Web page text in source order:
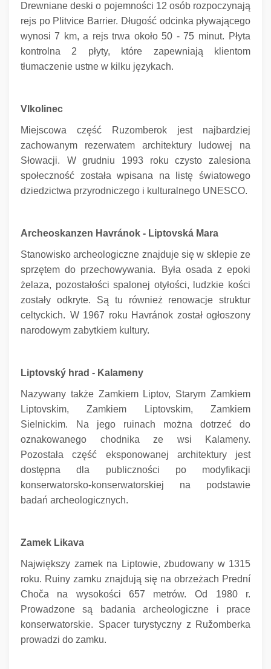
Drewniane deski o pojemności 12 osób rozpoczynają
rejs po Plitvice Barrier. Długość odcinka pływającego
wynosi 7 km, a rejs trwa około 50 - 75 minut. Płyta
kontrolna 2 płyty, które zapewniają klientom
tłumaczenie ustne w kilku językach.
Vlkolinec
Miejscowa część Ruzomberok jest najbardziej
zachowanym rezerwatem architektury ludowej na
Słowacji.
W grudniu 1993 roku czysto zalesiona
społeczność została wpisana na listę światowego
dziedzictwa przyrodniczego i kulturalnego UNESCO.
Archeoskanzen Havránok - Liptovská Mara
Stanowisko archeologiczne znajduje się w sklepie ze
sprzętem do przechowywania.
Była osada z epoki
żelaza, pozostałości spalonej otyłości, ludzkie kości
zostały odkryte.
Są tu również renowacje struktur
celtyckich. W 1967 roku Havránok został ogłoszony
narodowym zabytkiem kultury.
Liptovský hrad - Kalameny
Nazywany także Zamkiem Liptov, Starym Zamkiem
Liptovskim, Zamkiem Liptovskim, Zamkiem
Sielnickim.
Na jego ruinach można dotrzeć do
oznakowanego chodnika ze wsi Kalameny.
Pozostała część eksponowanej architektury jest
dostępna dla publiczności po modyfikacji
konserwatorsko-konserwatorskiej na podstawie
badań archeologicznych.
Zamek Likava
Największy zamek na Liptowie, zbudowany w 1315
roku. Ruiny zamku znajdują się na obrzeżach Prední
Choča na wysokości 657 metrów.
Od 1980 r.
Prowadzone są badania archeologiczne i prace
konserwatorskie.
Spacer turystyczny z Ružomberka
prowadzi do zamku.